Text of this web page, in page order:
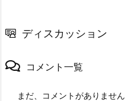
ディスカッション
コメント一覧
まだ、コメントがありません